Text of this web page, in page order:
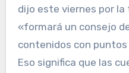
dijo este viernes por la
«formará un consejo
contenidos con
Eso significa que las